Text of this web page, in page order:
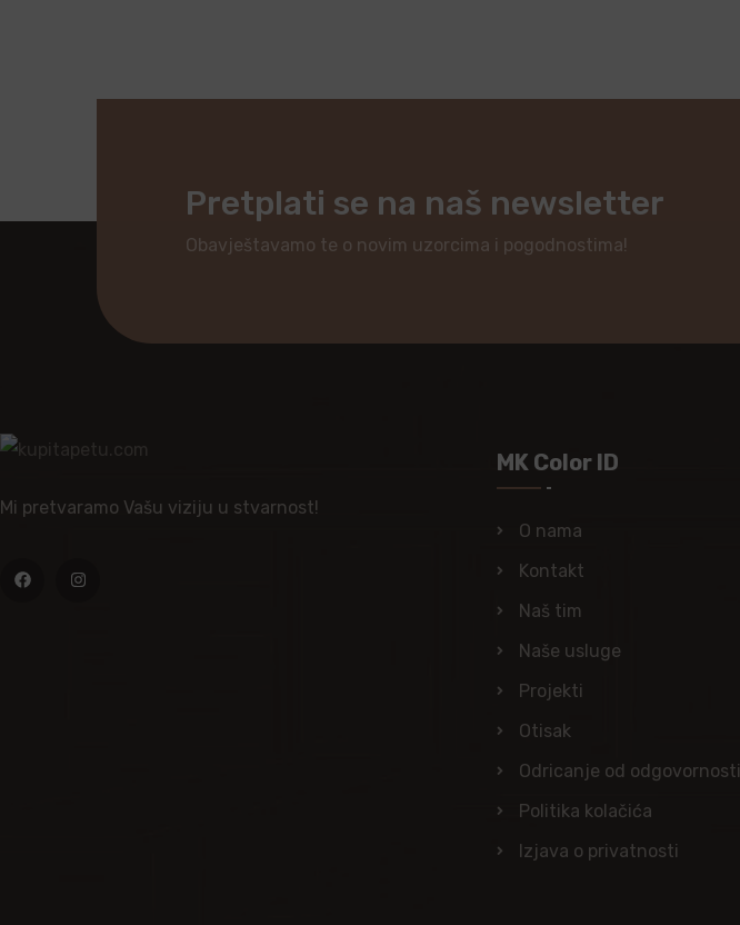
Pretplati se na naš newsletter
Obavještavamo te o novim uzorcima i pogodnostima!
Mi pretvaramo Vašu viziju u stvarnost!
MK Color ID
O nama
Kontakt
Naš tim
Naše usluge
Projekti
Otisak
Odricanje od odgovornosti
Politika kolačića
Izjava o privatnosti